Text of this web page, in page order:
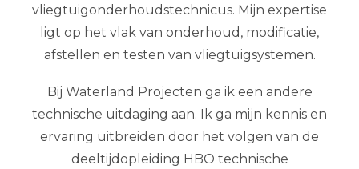
vliegtuigonderhoudstechnicus. Mijn expertise
ligt op het vlak van onderhoud, modificatie,
afstellen en testen van vliegtuigsystemen.
Bij Waterland Projecten ga ik een andere
technische uitdaging aan. Ik ga mijn kennis en
ervaring uitbreiden door het volgen van de
deeltijdopleiding HBO technische